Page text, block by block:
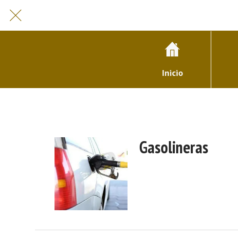
Inicio
Gasolineras